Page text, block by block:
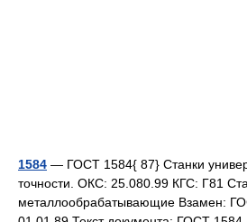
1584 — ГОСТ 1584{ 87} Станки
точности. ОКС: 25.080.99 КГС: Г81
металлообрабатывающие Взамен: